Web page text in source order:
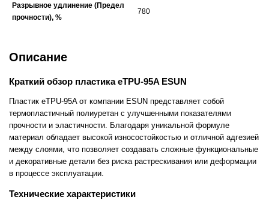
Разрывное удлинение (Предел
прочности), %
780
Описание
Краткий обзор пластика eTPU-95A ESUN
Пластик eTPU-95A от компании ESUN представляет собой
термопластичный полиуретан с улучшенными показателями
прочности и эластичности. Благодаря уникальной формуле
материал обладает высокой износостойкостью и отличной адгезией
между слоями, что позволяет создавать сложные функциональные
и декоративные детали без риска растрескивания или деформации
в процессе эксплуатации.
Технические характеристики